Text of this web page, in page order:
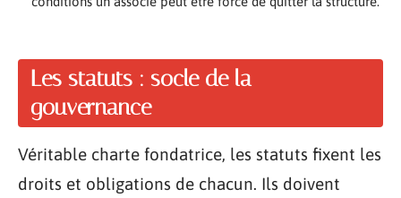
Les statuts : socle de la
gouvernance
Véritable charte fondatrice, les statuts fixent les
droits et obligations de chacun. Ils doivent